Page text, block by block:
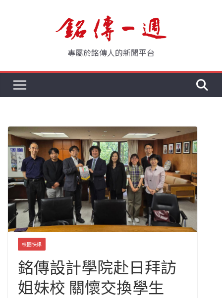
專屬於銘傳人的新聞平台
校園快訊
銘傳設計學院赴日拜訪
姐妹校 關懷交換學生